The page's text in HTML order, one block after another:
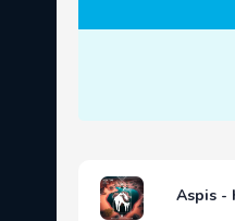
Aspis -